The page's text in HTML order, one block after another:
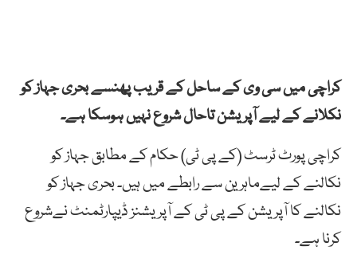
کراچی میں سی وی کے ساحل کے قریب پھنسے بحری جہاز کو
نکلانے کے لیے آپریشن تاحال شروع نہیں ہوسکا ہے۔
کراچی پورٹ ٹرسٹ (کے پی ٹی) حکام کے مطابق جہاز کو
نکالنے کے لیےماہرین سے رابطے میں ہیں۔ بحری جہاز کو
نکالنے کا آپریشن کے پی ٹی کے آپریشنز ڈیپارٹمنٹ نےشروع
کرنا ہے۔